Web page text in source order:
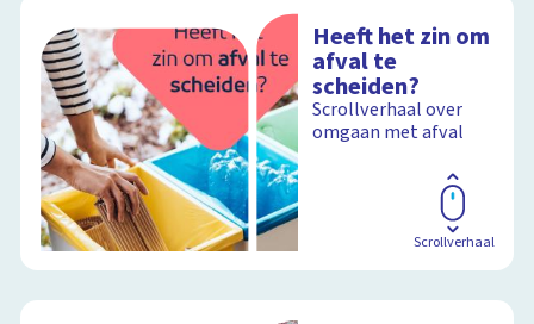
Heeft het zin om
afval te
scheiden?
Scrollverhaal over
omgaan met afval
Scrollverhaal